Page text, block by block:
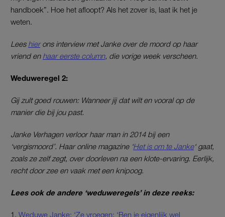
handboek”. Hoe het afloopt? Als het zover is, laat ik het je
weten.
Lees hierons interview met Janke over de moord op haar
vriend en haar eerste column, die vorige week verscheen.
Weduweregel 2:
Gij zult goed rouwen: Wanneer jij dat wilt en vooral op de
manier die bij jou past.
Janke Verhagen verloor haar man in 2014 bij een
‘vergismoord’. Haar online magazine ‘Het is om te Janke‘ gaat,
zoals ze zelf zegt, over doorleven na een klote-ervaring. Eerlijk,
recht door zee en vaak met een knipoog.
Lees ook de andere ‘weduweregels’ in deze reeks:
1. Weduwe Janke: ‘Ze vroegen: ‘Ben je eigenlijk wel